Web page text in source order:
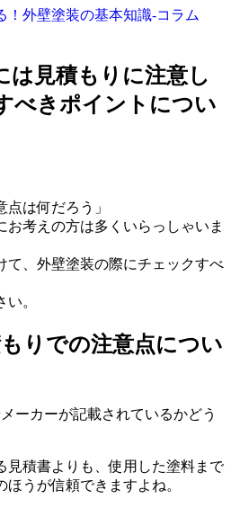
！外壁塗装の基本知識‐コラム
は見積もりに注意し
べきポイントについ
点は何だろう」
お考えの方は多くいらっしゃいま
て、外壁塗装の際にチェックすべ
。
りでの注意点につい
ーカーが記載されているかどう
見積書よりも、使用した塗料まで
うが信頼できますよね。